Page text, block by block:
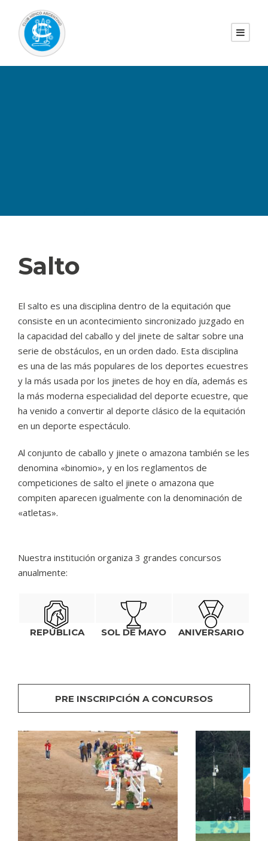
Salto
El salto es una disciplina dentro de la equitación que
consiste en un acontecimiento sincronizado juzgado en
la capacidad del caballo y del jinete de saltar sobre una
serie de obstáculos, en un orden dado. Esta disciplina
es una de las más populares de los deportes ecuestres
y la más usada por los jinetes de hoy en día, además es
la más moderna especialidad del deporte ecuestre, que
ha venido a convertir al deporte clásico de la equitación
en un deporte espectáculo.
Al conjunto de caballo y jinete o amazona también se les
denomina «binomio», y en los reglamentos de
competiciones de salto el jinete o amazona que
compiten aparecen igualmente con la denominación de
«atletas».
Nuestra institución organiza 3 grandes concursos
anualmente:
REPÚBLICA SOL DE MAYO ANIVERSARIO
PRE INSCRIPCIÓN A CONCURSOS